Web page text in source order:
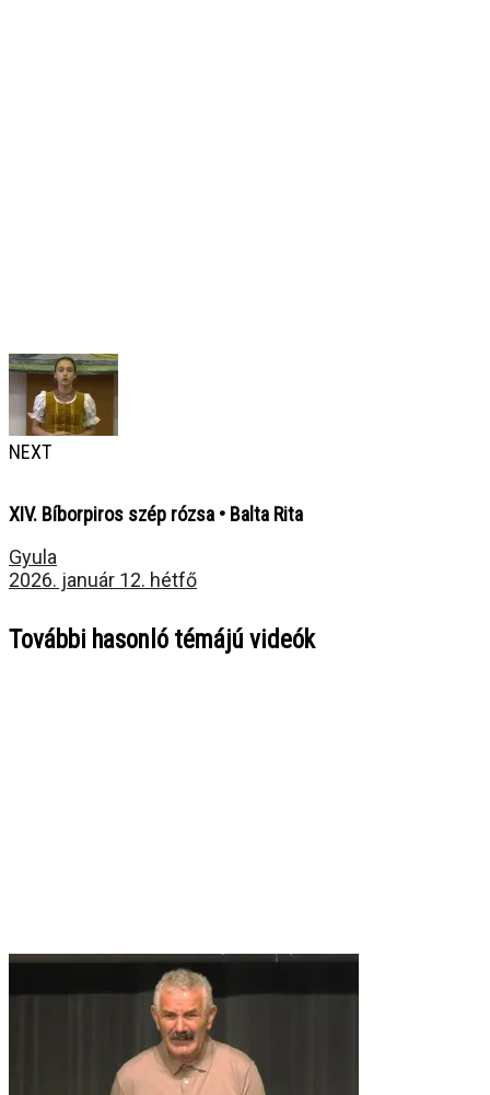
NEXT
XIV. Bíborpiros szép rózsa • Balta Rita
Gyula
2026. január 12. hétfő
További hasonló témájú videók